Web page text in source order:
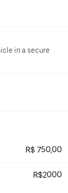
in a secure
R$ 750,00
R$2000